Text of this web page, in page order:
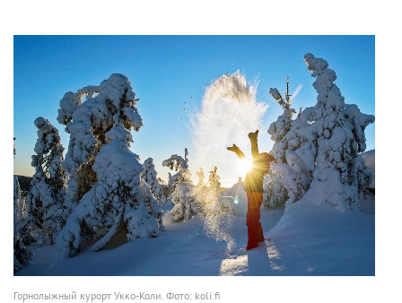
Горнолыжный курорт Укко-Коли. Фото: koli.fi